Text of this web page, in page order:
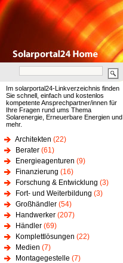
Im solarportal24-Linkverzeichnis finden
Sie schnell, einfach und kostenlos
kompetente Ansprechpartner/innen für
Ihre Fragen rund ums Thema
Solarenergie, Erneuerbare Energien und
mehr.
Architekten (22)
Berater (61)
Energieagenturen (9)
Finanzierung (16)
Forschung & Entwicklung (3)
Fort- und Weiterbildung (3)
Großhändler (54)
Handwerker (207)
Händler (69)
Komplettlösungen (22)
Medien (7)
Montagegestelle (7)